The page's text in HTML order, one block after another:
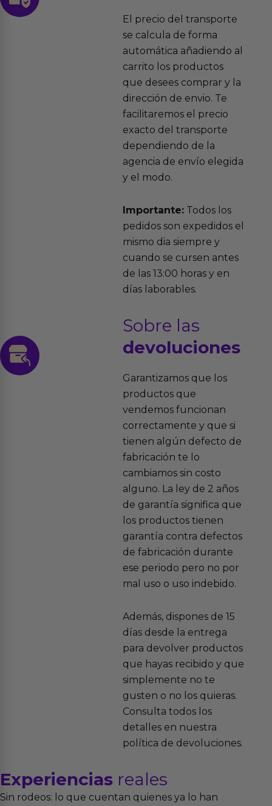
El precio del transporte
se calcula de forma
automática añadiendo al
carrito los productos
que desees comprar y la
dirección de envio. Te
facilitaremos el precio
exacto del transporte
dependiendo de la
agencia de envío elegida
y el modo.
Importante:Todos los
pedidos son expedidos el
mismo dia siempre y
cuando se cursen antes
de las 13:00 horas y en
días laborables.
Sobre las
devoluciones
Garantizamos que los
productos que
vendemos funcionan
correctamente y que si
tienen algún defecto de
fabricación te lo
cambiamos sin costo
alguno. La ley de 2 años
de garantía significa que
los productos tienen
garantía contra defectos
de fabricación durante
ese periodo pero no por
mal uso o uso indebido.
Además, dispones de 15
días desde la entrega
para devolver productos
que hayas recibido y que
simplemente no te
gusten o no los quieras.
Consulta todos los
detalles en nuestra
política de devoluciones.
Experiencias reales
Sin rodeos: lo que cuentan quienes ya lo han